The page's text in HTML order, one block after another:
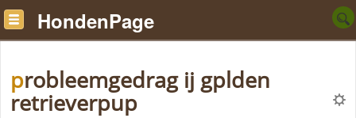
HondenPage
probleemgedrag ij gplden
retrieverpup